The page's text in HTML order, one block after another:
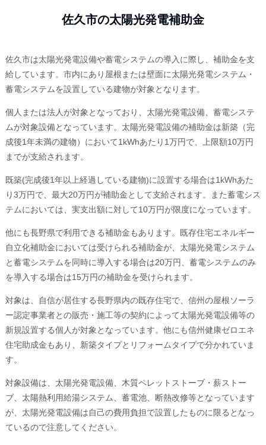
佐久市の太陽光発電補助金
佐久市は太陽光発電設備や蓄電システムの導入に際し、補助金を支
給しています。市内にあり屋根または壁面に太陽光発電システム・
蓄電システムを設置している建物が対象となります。
個人または法人が対象となっており、太陽光発電設備、蓄電システ
ムが対象設備となっています。太陽光発電設備の補助金は新築（完
成後1年未満の建物）において1kWhあたり1万円で、上限額10万円
までが支給されます。
既築(完成後1年以上経過している建物)に設置する場合は1kWhあた
り3万円で、最大20万円が補助金として支給されます。また蓄電シス
テムにおいては、実支出額に対して10万円が限度になっています。
他にも長野県で利用できる補助金もあります。既存住宅エネルギー
自立化補助金においては受けられる補助金が、太陽光発電システム
と蓄電システムを同時に導入する場合は20万円、蓄電システムのみ
を導入する場合は15万円の補助金を受けられます。
対象は、自信が居住する長野県内の既存住宅で、信州の屋根ソーラ
ー認定事業者との販売・施工等の契約によって太陽光発電設備等の
新規設置する個人が対象となっています。他にも信州健康ゼロエネ
住宅助成金もあり、新築タイプとリフォームタイプで分かれていま
す。
対象設備は、太陽光発電設備、木質ペレットストーブ・薪ストー
ブ、太陽熱利用給湯システム、蓄電池、断熱改修等となっています
が、太陽光発電設備は自己の費用負担で設置したものに限るとなっ
ているので注意してください。